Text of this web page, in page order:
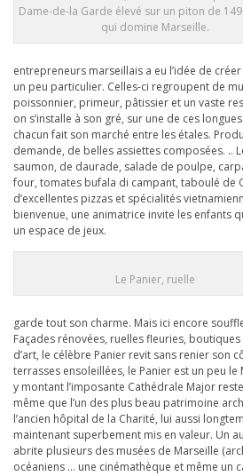
Dame-de-la Garde élevé sur un piton de
qui domine Marseille.
entrepreneurs marseillais a eu l’idée de
un peu particulier. Celles-ci regroupent de
poissonnier, primeur, pâtissier et un vaste
on s’installe à son gré, sur une de ces
chacun fait son marché entre les étales.
demande, de belles assiettes composées. ..
saumon, de daurade, salade de poulpe,
four, tomates bufala di campant, taboulé de
d’excellentes pizzas et spécialités
bienvenue, une animatrice invite les enfants
un espace de jeux.
Le Panier, ruelle
garde tout son charme. Mais ici encore
Façades rénovées, ruelles fleuries,
d’art, le célèbre Panier revit sans renier son
terrasses ensoleillées, le Panier est un peu
y montant l’imposante Cathédrale Major
même que l’un des plus beau patrimoine
l’ancien hôpital de la Charité, lui aussi
maintenant superbement mis en valeur. Un
abrite plusieurs des musées de Marseille
océaniens … une cinémathèque et même un